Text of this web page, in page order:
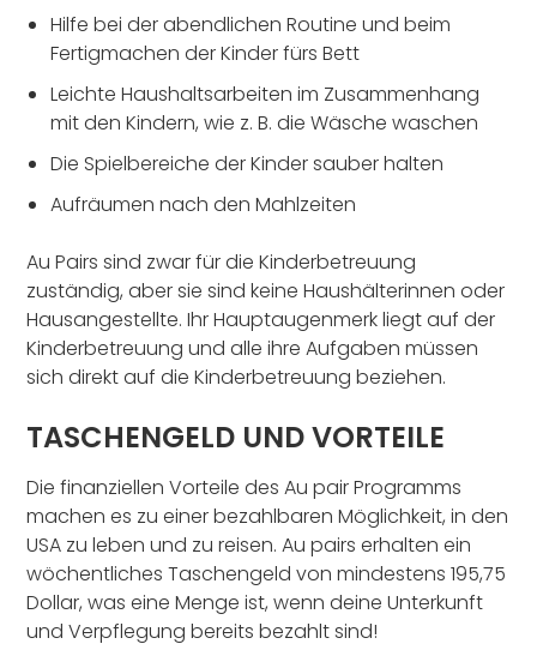
Hilfe bei der abendlichen Routine und beim
Fertigmachen der Kinder fürs Bett
Leichte Haushaltsarbeiten im Zusammenhang
mit den Kindern, wie z. B. die Wäsche waschen
Die Spielbereiche der Kinder sauber halten
Aufräumen nach den Mahlzeiten
Au Pairs sind zwar für die Kinderbetreuung
zuständig, aber sie sind keine Haushälterinnen oder
Hausangestellte. Ihr Hauptaugenmerk liegt auf der
Kinderbetreuung und alle ihre Aufgaben müssen
sich direkt auf die Kinderbetreuung beziehen.
TASCHENGELD UND VORTEILE
Die finanziellen Vorteile des Au pair Programms
machen es zu einer bezahlbaren Möglichkeit, in den
USA zu leben und zu reisen. Au pairs erhalten ein
wöchentliches Taschengeld von mindestens 195,75
Dollar, was eine Menge ist, wenn deine Unterkunft
und Verpflegung bereits bezahlt sind!